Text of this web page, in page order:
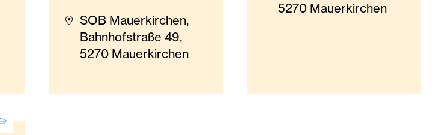
SOB Mauerkirchen,
Bahnhofstraße 49,
5270 Mauerkirchen
5270 Mauerkirchen